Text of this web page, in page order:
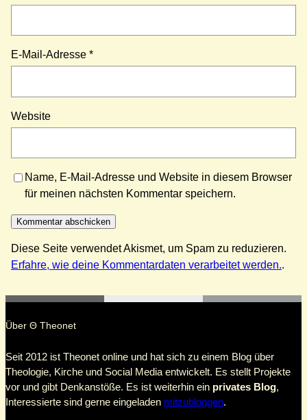
E-Mail-Adresse *
Website
Name, E-Mail-Adresse und Website in diesem Browser
für meinen nächsten Kommentar speichern.
Diese Seite verwendet Akismet, um Spam zu reduzieren.
Erfahre, wie deine Kommentardaten verarbeitet werden..
Über Θ Theonet
Seit 2012 ist Theonet online und hat sich zu einem Blog über
Theologie, Kirche und Social Media entwickelt. Es stellt Projekte
vor und gibt Denkanstöße. Es ist weiterhin ein privates Blog,
Interessierte sind gerne eingeladen mitzubloggen.